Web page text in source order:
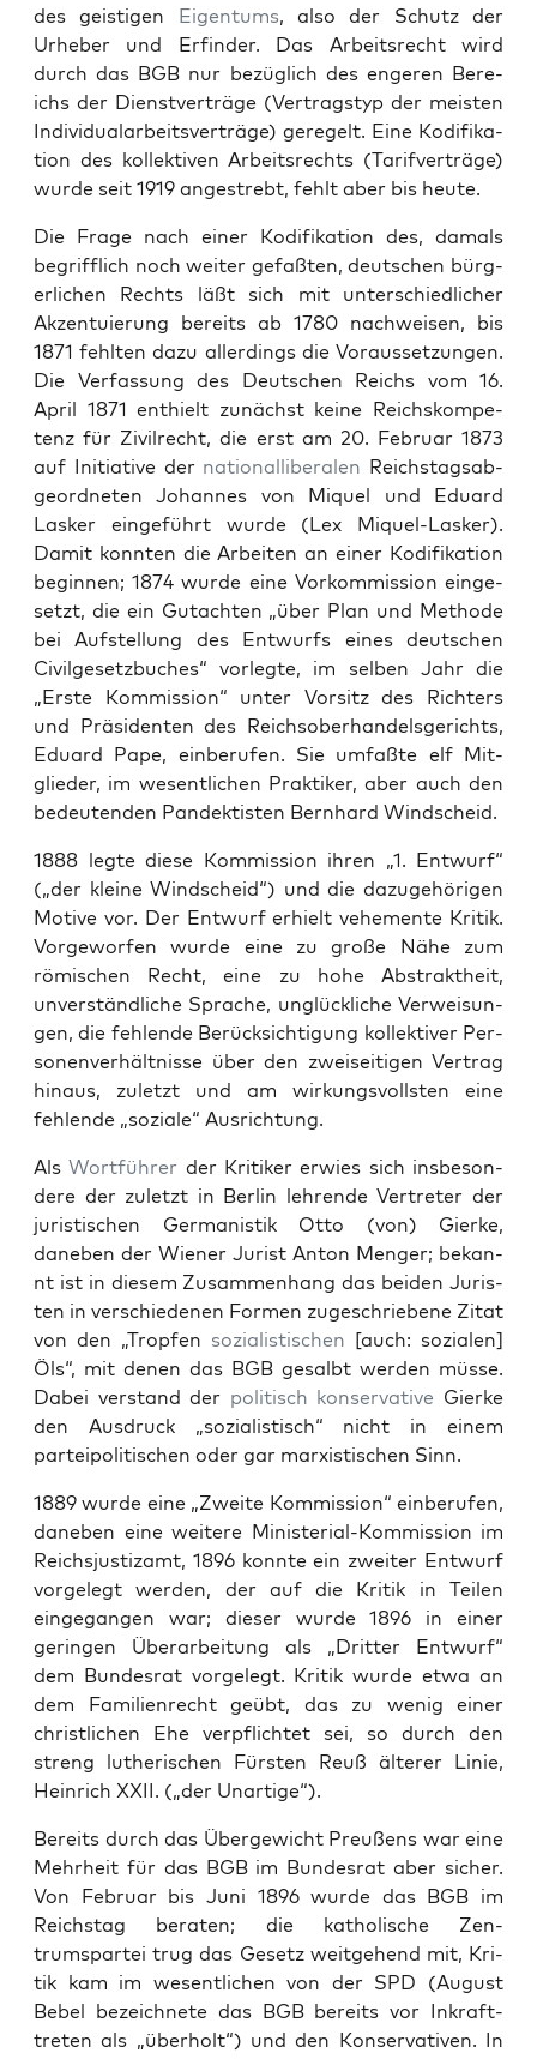
des geisti­gen Eigen­tums, also der Schutz der
Urhe­ber und Erfind­er. Das Arbeit­srecht wird
durch das BGB nur bezüglich des engeren Bere­
ichs der Dien­stverträge (Ver­tragstyp der meis­ten
Indi­vid­u­alar­beitsverträge) geregelt. Eine Kod­i­fika­
tion des kollek­tiv­en Arbeit­srechts (Tar­ifverträge)
wurde seit 1919 angestrebt, fehlt aber bis heute.
Die Frage nach ein­er Kod­i­fika­tion des, damals
begrif­flich noch weit­er gefaßten, deutschen bürg­
er­lichen Rechts läßt sich mit unter­schiedlich­er
Akzen­tu­ierung bere­its ab 1780 nach­weisen, bis
1871 fehlten dazu allerd­ings die Voraus­set­zun­gen.
Die Ver­fas­sung des Deutschen Reichs vom 16.
April 1871 enthielt zunächst keine Reich­skom­pe­
tenz für Zivil­recht, die erst am 20. Feb­ru­ar 1873
auf Ini­tia­tive der nation­al­lib­eralen Reich­stagsab­
ge­ord­neten Johannes von Miquel und Eduard
Lasker einge­führt wurde (Lex Miquel-Lasker).
Damit kon­nten die Arbeit­en an ein­er Kod­i­fika­tion
begin­nen; 1874 wurde eine Vorkom­mis­sion einge­
set­zt, die ein Gutacht­en „über Plan und Meth­ode
bei Auf­stel­lung des Entwurfs eines deutschen
Civilge­set­zbuch­es“ vor­legte, im sel­ben Jahr die
„Erste Kom­mis­sion“ unter Vor­sitz des Richters
und Präsi­den­ten des Reich­sober­han­dels­gerichts,
Eduard Pape, ein­berufen. Sie umfaßte elf Mit­
glieder, im wesentlichen Prak­tik­er, aber auch den
bedeu­ten­den Pan­dek­tis­ten Bern­hard Wind­scheid.
1888 legte diese Kom­mis­sion ihren „1. Entwurf“
(„der kleine Wind­scheid“) und die dazuge­höri­gen
Motive vor. Der Entwurf erhielt vehe­mente Kri­tik.
Vorge­wor­fen wurde eine zu große Nähe zum
römis­chen Recht, eine zu hohe Abstrak­theit,
unver­ständliche Sprache, unglück­liche Ver­weisun­
gen, die fehlende Berück­sich­ti­gung kollek­tiv­er Per­
so­n­en­ver­hält­nisse über den zwei­seit­i­gen Ver­trag
hin­aus, zulet­zt und am wirkungsvoll­sten eine
fehlende „soziale“ Aus­rich­tung.
AlsWort­führer der Kri­tik­er erwies sich ins­beson­
dere der zulet­zt in Berlin lehrende Vertreter der
juris­tis­chen Ger­man­is­tik Otto (von) Gierke,
daneben der Wiener Jurist Anton Menger; bekan­
nt ist in diesem Zusam­men­hang das bei­den Juris­
ten in ver­schiede­nen For­men zugeschriebene Zitat
von den „Tropfen sozial­is­tis­chen [auch: sozialen]
Öls“, mit denen das BGB gesalbt wer­den müsse.
Dabei ver­stand der poli­tisch kon­ser­v­a­tive Gierke
den Aus­druck „sozial­is­tisch“ nicht in einem
parteipoli­tis­chen oder gar marx­is­tis­chen Sinn.
1889 wurde eine „Zweite Kom­mis­sion“ ein­berufen,
daneben eine weit­ere Min­is­te­r­i­al-Kom­mis­sion im
Reich­sjus­ti­zamt, 1896 kon­nte ein zweit­er Entwurf
vorgelegt wer­den, der auf die Kri­tik in Teilen
einge­gan­gen war; dieser wurde 1896 in ein­er
gerin­gen Über­ar­beitung als „Drit­ter Entwurf“
dem Bun­desrat vorgelegt. Kri­tik wurde etwa an
dem Fam­i­lien­recht geübt, das zu wenig ein­er
christlichen Ehe verpflichtet sei, so durch den
streng lutherischen Fürsten Reuß älter­er Lin­ie,
Hein­rich XXII. („der Unar­tige“).
Bere­its durch das Übergewicht Preußens war eine
Mehrheit für das BGB im Bun­desrat aber sich­er.
Von Feb­ru­ar bis Juni 1896 wurde das BGB im
Reich­stag berat­en; die katholis­che Zen­
trumspartei trug das Gesetz weit­ge­hend mit, Kri­
tik kam im wesentlichen von der SPD (August
Bebel beze­ich­nete das BGB bere­its vor Inkraft­
treten als „über­holt“) und den Kon­ser­v­a­tiv­en. In